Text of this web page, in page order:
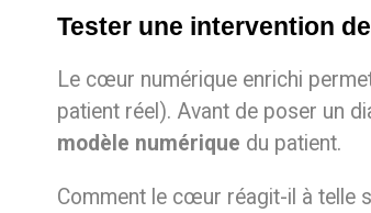
Tester une intervention
Le cœur numérique enrichi
patient réel). Avant de poser un
modèle numérique du patient.
Comment le cœur réagit-il à telle